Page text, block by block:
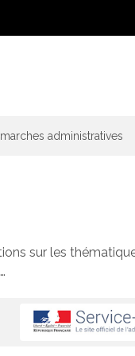
administratives
sur les